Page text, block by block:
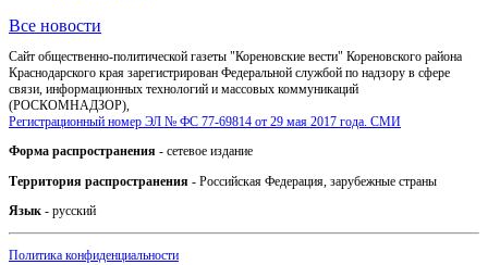
Все новости
Сайт общественно-политической газеты "Кореновские вести" Кореновского района
Краснодарского края зарегистрирован Федеральной службой по надзору в сфере
связи, информационных технологий и массовых коммуникаций
(РОСКОМНАДЗОР),
Регистрационный номер ЭЛ № ФС 77-69814 от 29 мая 2017 года. СМИ
Форма распространения - сетевое издание
Территория распространения - Российская Федерация, зарубежные страны
Язык - русский
Политика конфиденциальности